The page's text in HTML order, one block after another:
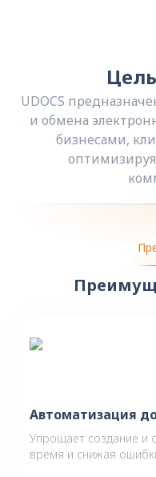
UDOCS
и обмена
бизнесами,
Автоматизация
Упрощает создание и
время и снижая